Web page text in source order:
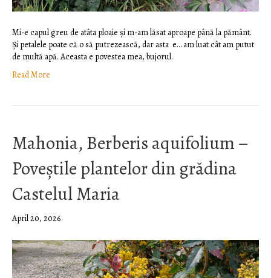
Mi-e capul greu de atâta ploaie și m-am lăsat aproape până la pământ.
Și petalele poate că o să putrezească, dar asta e… am luat cât am putut
de multă apă. Aceasta e povestea mea, bujorul.
Read More
Mahonia, Berberis aquifolium –
Poveștile plantelor din grădina
Castelul Maria
April 20, 2026